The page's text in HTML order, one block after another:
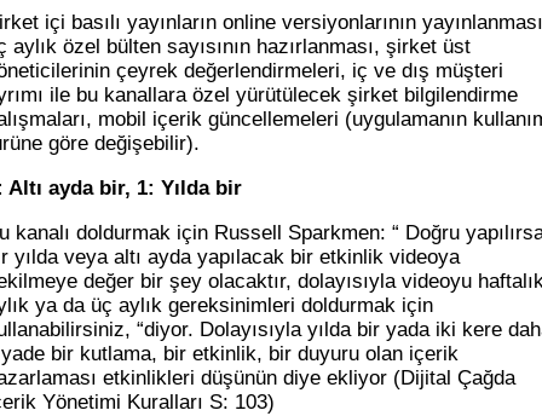
içi basılı yayınların online versiyonlarının
aylık özel bülten sayısının hazırlanması, şirket üst
çeyrek değerlendirmeleri, iç ve dış müşteri
ile bu kanallara özel yürütülecek şirket bilgilendirme
mobil içerik güncellemeleri (uygulamanın
göre değişebilir).
Altı ayda bir, 1: Yılda bir
kanalı doldurmak için Russell Sparkmen: “ Doğru
yılda veya altı ayda yapılacak bir etkinlik videoya
değer bir şey olacaktır, dolayısıyla videoyu
ya da üç aylık gereksinimleri doldurmak için
“diyor. Dolayısıyla yılda bir yada iki kere
bir kutlama, bir etkinlik, bir duyuru olan içerik
etkinlikleri düşünün diye ekliyor (Dijital Çağda
Yönetimi Kuralları S: 103)